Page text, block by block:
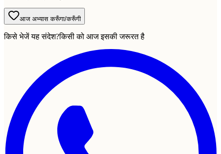
आज अभ्यास करूँगा/करूँगी
किसे भेजें यह संदेश?किसी को आज इसकी जरूरत है